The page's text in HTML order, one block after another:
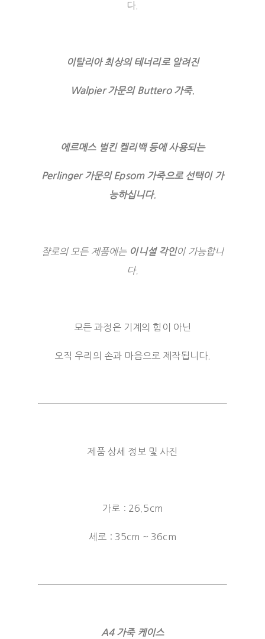
다.
이탈리아 최상의 테너리로 알려진
Walpier 가문의 Buttero 가죽.
에르메스 벌킨 켈리백 등에 사용되는
Perlinger 가문의 Epsom 가죽으로 선택이 가
능하십니다.
쟐로의 모든 제품에는 이니셜 각인이 가능합니
다.
모든 과정은 기계의 힘이 아닌
오직 우리의 손과 마음으로 제작됩니다.
제품 상세 정보 및 사진
가로 : 26.5cm
세로 : 35cm ~ 36cm
A4 가죽 케이스